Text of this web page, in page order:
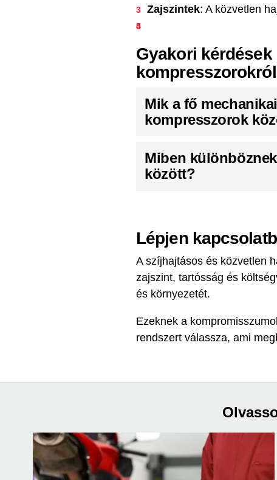
Zajszintek: A közvetlen
Gyakori
kompresszorokról
Mik a fő
kompresszorok
Miben
között?
Lépjen
A szíjhajtásos és közvetlen
zajszint, tartósság és
és környezetét.
Ezeknek a
rendszert válassza, ami